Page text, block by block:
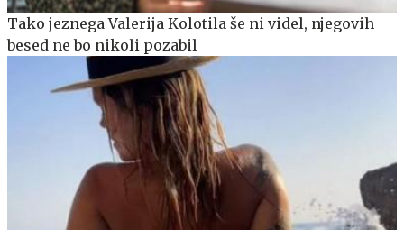
Tako jeznega Valerija Kolotila še ni videl, njegovih
besed ne bo nikoli pozabil